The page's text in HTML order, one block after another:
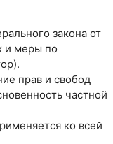
закона от
и меры по
прав и свобод
частной
ко всей